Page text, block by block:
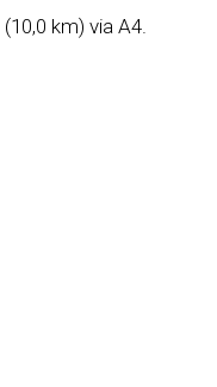
(10,0 km) via A4.